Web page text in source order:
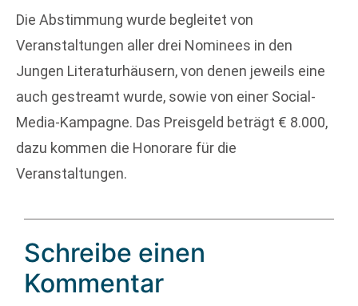
Die Abstimmung wurde begleitet von
Veranstaltungen aller drei Nominees in den
Jungen Literaturhäusern, von denen jeweils eine
auch gestreamt wurde, sowie von einer Social-
Media-Kampagne. Das Preisgeld beträgt € 8.000,
dazu kommen die Honorare für die
Veranstaltungen.
Schreibe einen
Kommentar